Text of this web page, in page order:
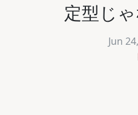
定型じ
Jun